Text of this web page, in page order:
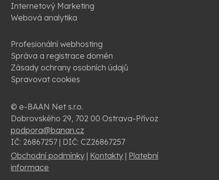
Internetový Marketing
Webová analytika
Profesionální webhosting
Správa a registrace domén
Zásady ochrany osobních údajů
Spravovat cookies
© e-BAAN Net s.r.o.
Dobrovského 29, 702 00 Ostrava-Přívoz
podpora@banan.cz
IČ: 26867257 | DIČ: CZ26867257
Obchodní podmínky | Kontakty | Platební
informace